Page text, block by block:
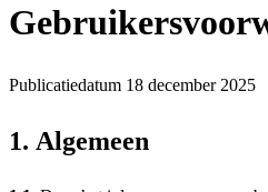
Publicatiedatum 18 december 2025
1. Algemeen